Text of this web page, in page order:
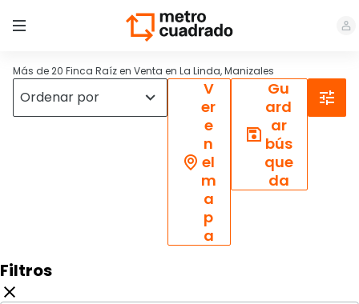
Más de 20 Finca Raíz en Venta en La Linda, Manizales
V
er
e
n
el
m
a
p
a
Gu
ard
ar
bús
que
da
Filtros